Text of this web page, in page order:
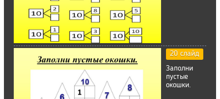
20 слайд
Заполни
пустые
окошки.